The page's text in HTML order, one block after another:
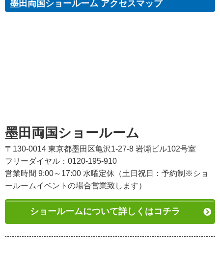
墨田両国ショールーム アクセスマップ
墨田両国ショールーム
〒130-0014 東京都墨田区亀沢1-27-8 岩瀬ビル102号室
フリーダイヤル：0120-195-910
営業時間 9:00～17:00 水曜定休（土日祝日：予約制※ショ
ールームイベントの場合営業致します）
ショールームについて詳しくはコチラ